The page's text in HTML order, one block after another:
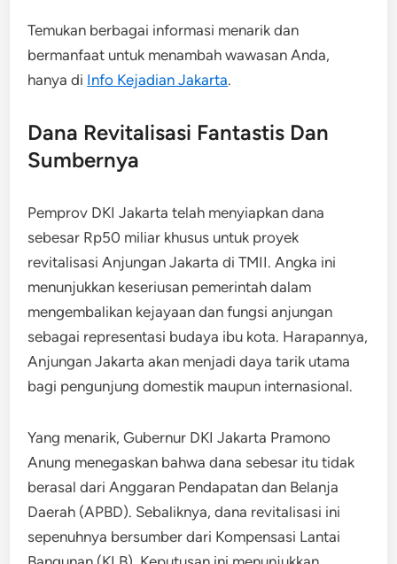
Temukan berbagai informasi menarik dan
bermanfaat untuk menambah wawasan Anda,
hanya di Info Kejadian Jakarta.
Dana Revitalisasi Fantastis Dan
Sumbernya
Pemprov DKI Jakarta telah menyiapkan dana
sebesar Rp50 miliar khusus untuk proyek
revitalisasi Anjungan Jakarta di TMII. Angka ini
menunjukkan keseriusan pemerintah dalam
mengembalikan kejayaan dan fungsi anjungan
sebagai representasi budaya ibu kota. Harapannya,
Anjungan Jakarta akan menjadi daya tarik utama
bagi pengunjung domestik maupun internasional.
Yang menarik, Gubernur DKI Jakarta Pramono
Anung menegaskan bahwa dana sebesar itu tidak
berasal dari Anggaran Pendapatan dan Belanja
Daerah (APBD). Sebaliknya, dana revitalisasi ini
sepenuhnya bersumber dari Kompensasi Lantai